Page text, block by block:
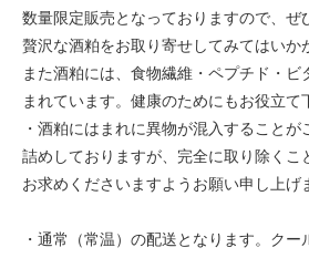
数量限定販売となっておりますので、ぜ
贅沢な酒粕をお取り寄せしてみてはいか
また酒粕には、食物繊維・ペプチド・ビ
まれています。健康のためにもお役立て
・酒粕にはまれに異物が混入すること
詰めしておりますが、完全に取り除くこ
お求めくださいますようお願い申し上げ
・通常（常温）の配送となります。クー